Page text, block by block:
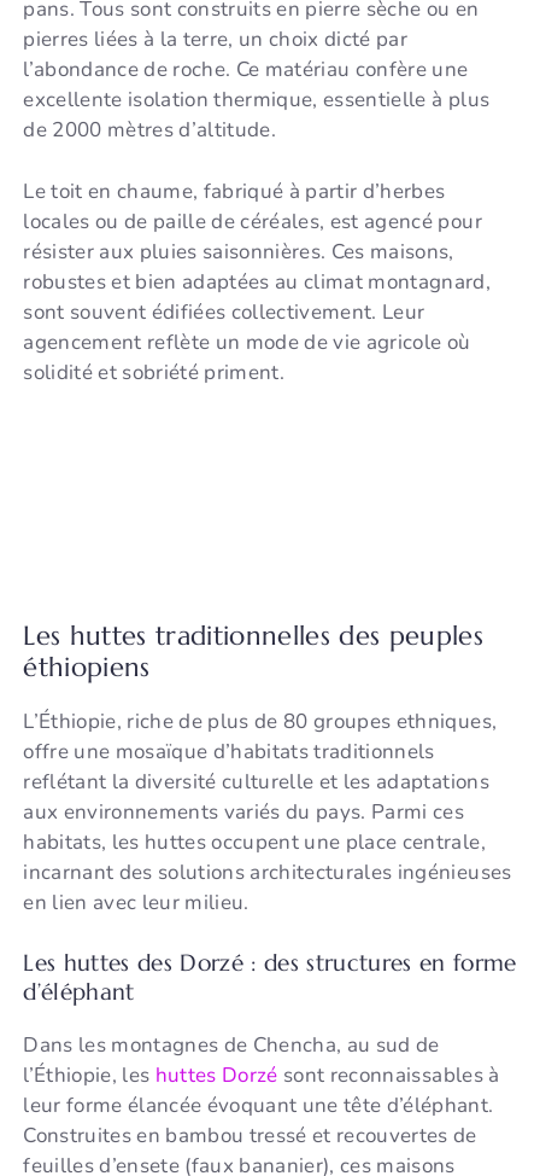
pans. Tous sont construits en pierre sèche ou en
pierres liées à la terre, un choix dicté par
l’abondance de roche. Ce matériau confère une
excellente isolation thermique, essentielle à plus
de 2000 mètres d’altitude.
Le toit en chaume, fabriqué à partir d’herbes
locales ou de paille de céréales, est agencé pour
résister aux pluies saisonnières. Ces maisons,
robustes et bien adaptées au climat montagnard,
sont souvent édifiées collectivement. Leur
agencement reflète un mode de vie agricole où
solidité et sobriété priment.
Les huttes traditionnelles des peuples
éthiopiens
L’Éthiopie, riche de plus de 80 groupes ethniques,
offre une mosaïque d’habitats traditionnels
reflétant la diversité culturelle et les adaptations
aux environnements variés du pays. Parmi ces
habitats, les huttes occupent une place centrale,
incarnant des solutions architecturales ingénieuses
en lien avec leur milieu.
Les huttes des Dorzé : des structures en forme
d’éléphant
Dans les montagnes de Chencha, au sud de
l’Éthiopie, les huttes Dorzé sont reconnaissables à
leur forme élancée évoquant une tête d’éléphant.
Construites en bambou tressé et recouvertes de
feuilles d’ensete (faux bananier), ces maisons